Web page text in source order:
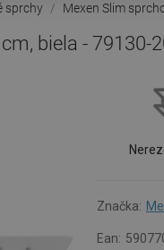
sprchy Mexen Slim
biela - 79130-
Značka:
Ean: